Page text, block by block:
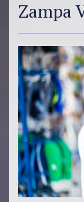
Zampa